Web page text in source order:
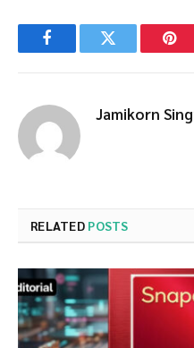
FacebookTwitter
Jamikorn
RELATED POSTS